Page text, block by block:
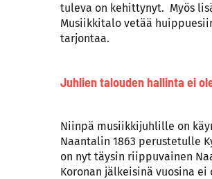
tuleva on kehittynyt. Myös
Musiikkitalo vetää
tarjontaa.
Juhlien talouden hallinta ei
Niinpä musiikkijuhlille on
Naantalin 1863 perustetulle
on nyt täysin riippuvainen
Koronan jälkeisinä vuosina